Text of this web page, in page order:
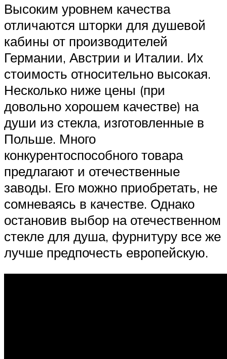
Высоким уровнем качества
отличаются шторки для душевой
кабины от производителей
Германии, Австрии и Италии. Их
стоимость относительно высокая.
Несколько ниже цены (при
довольно хорошем качестве) на
души из стекла, изготовленные в
Польше. Много
конкурентоспособного товара
предлагают и отечественные
заводы. Его можно приобретать, не
сомневаясь в качестве. Однако
остановив выбор на отечественном
стекле для душа, фурнитуру все же
лучше предпочесть европейскую.